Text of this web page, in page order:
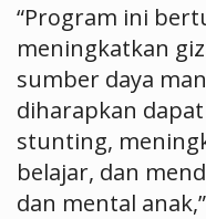
“Program ini
meningkatkan
sumber daya
diharapkan
stunting,
belajar, dan
dan mental